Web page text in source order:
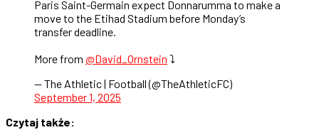
Paris Saint-Germain expect Donnarumma to make a
move to the Etihad Stadium before Monday’s
transfer deadline.
More from @David_Ornstein ⤵️
— The Athletic | Football (@TheAthleticFC)
September 1, 2025
Czytaj także: